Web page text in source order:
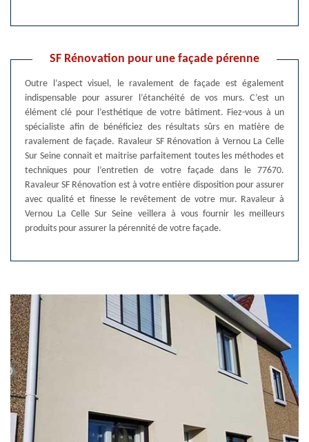
SF Rénovation pour une façade pérenne
Outre l’aspect visuel, le ravalement de façade est également
indispensable pour assurer l’étanchéité de vos murs. C’est un
élément clé pour l’esthétique de votre bâtiment. Fiez-vous à un
spécialiste afin de bénéficiez des résultats sûrs en matière de
ravalement de façade. Ravaleur SF Rénovation à Vernou La Celle
Sur Seine connait et maitrise parfaitement toutes les méthodes et
techniques pour l’entretien de votre façade dans le 77670.
Ravaleur SF Rénovation est à votre entière disposition pour assurer
avec qualité et finesse le revêtement de votre mur. Ravaleur à
Vernou La Celle Sur Seine veillera à vous fournir les meilleurs
produits pour assurer la pérennité de votre façade.